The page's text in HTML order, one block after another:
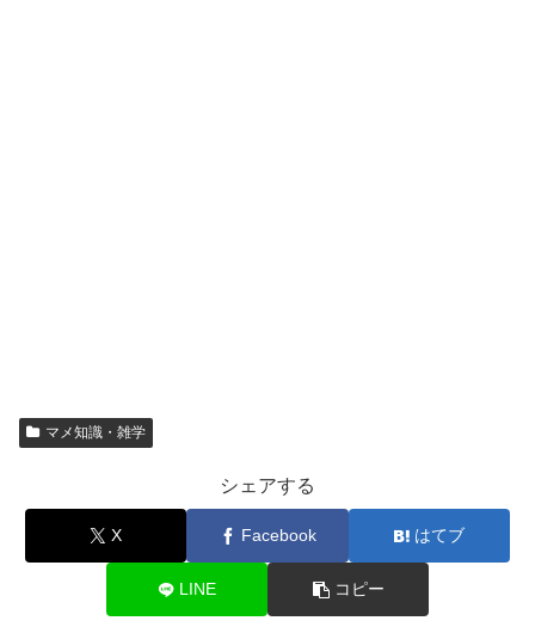
マメ知識・雑学
シェアする
X Facebook はてブ
LINE コピー